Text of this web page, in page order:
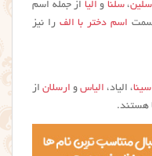
سلین،سلنا و الیا از جمله اسم
اسم دختر با الف را نیز
سینا، الیاد، الیاس و ارسلان از
هستند.